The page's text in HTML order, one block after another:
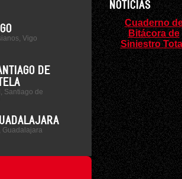
Vigo
DE
Santiago de
Guadalajara
NOTICIAS
Cuaderno
Bitácora de
Siniestro